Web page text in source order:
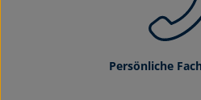
Persönliche